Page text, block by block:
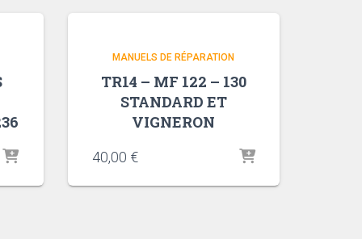
MANUELS DE RÉPARATION
TR14 – MF 122 – 130
STANDARD ET
VIGNERON
40,00 €